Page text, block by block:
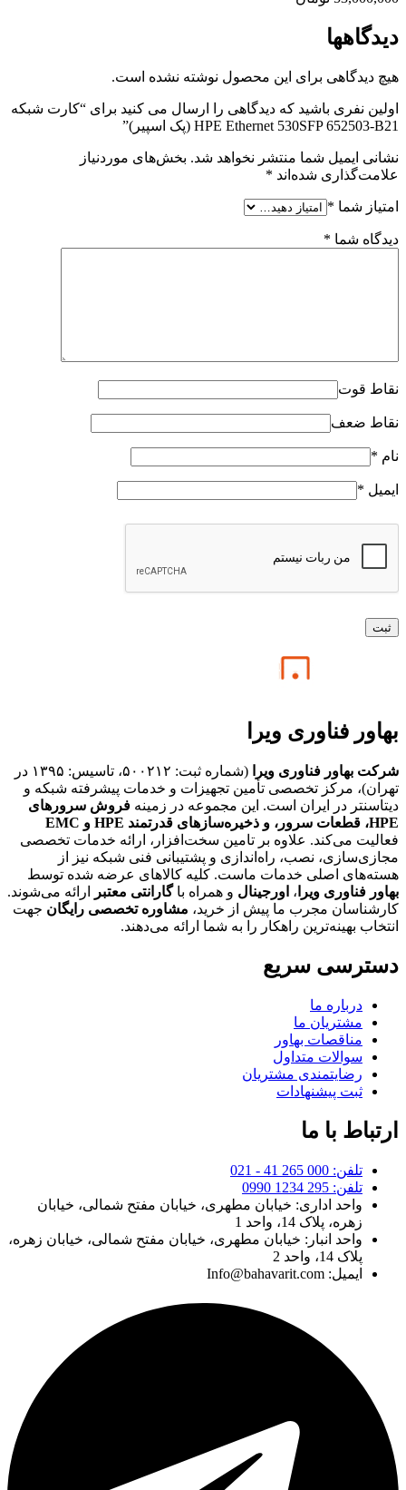
دیدگاهها
هیچ دیدگاهی برای این محصول نوشته نشده است.
اولین نفری باشید که دیدگاهی را ارسال می کنید برای “کارت شبکه
HPE Ethernet 530SFP 652503-B21 (پک اسپیر)”
نشانی ایمیل شما منتشر نخواهد شد. بخش‌های موردنیاز
علامت‌گذاری شده‌اند *
امتیاز شما *
دیدگاه شما *
نقاط قوت
نقاط ضعف
نام *
ایمیل *
بهاور فناوری ویرا
شرکت بهاور فناوری ویرا
(شماره ثبت: ۵۰۰۲۱۲، تاسیس: ۱۳۹۵ در
تهران)، مرکز تخصصی تأمین تجهیزات و خدمات پیشرفته شبکه و
دیتاسنتر در ایران است. این مجموعه در زمینه فروش سرورهای
HPE، قطعات سرور، و ذخیره‌سازهای قدرتمند HPE و EMC
فعالیت می‌کند. علاوه بر تامین سخت‌افزار، ارائه خدمات تخصصی
مجازی‌سازی، نصب، راه‌اندازی و پشتیبانی فنی شبکه نیز از
هسته‌های اصلی خدمات ماست. کلیه کالاهای عرضه شده توسط
بهاور فناوری ویرا ، اورجینال و همراه باگارانتی معتبر
ارائه می‌شوند.
کارشناسان مجرب ما پیش از خرید، مشاوره تخصصی رایگان جهت
انتخاب بهینه‌ترین راهکار را به شما ارائه می‌دهند.
دسترسی سریع
درباره ما
مشتریان ما
مناقصات بهاور
سوالات متداول
رضایتمندی مشتریان
ثبت پیشنهادات
ارتباط با ما
تلفن: 000 265 41 - 021
تلفن: 295 1234 0990
واحد اداری: خیابان مطهری، خیابان مفتح شمالی، خیابان
زهره، پلاک 14، واحد 1
واحد انبار: خیابان مطهری، خیابان مفتح شمالی، خیابان زهره،
پلاک 14، واحد 2
ایمیل: Info@bahavarit.com